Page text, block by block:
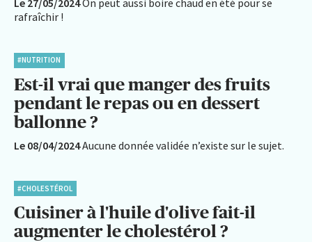
Le 27/05/2024On peut aussi boire chaud en été pour se
rafraîchir !
#NUTRITION
Est-il vrai que manger des fruits
pendant le repas ou en dessert
ballonne ?
Le 08/04/2024Aucune donnée validée n’existe sur le sujet.
#CHOLESTÉROL
Cuisiner à l'huile d'olive fait-il
augmenter le cholestérol ?